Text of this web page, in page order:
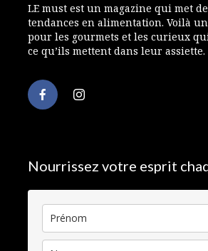
LE must est un magazine qui met
tendances en alimentation. Voilà
pour les gourmets et les curieux
ce qu’ils mettent dans leur assiette.
Nourrissez votre esprit